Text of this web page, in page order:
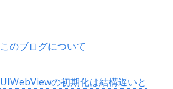
このブログについて
UIWebViewの初期化は結構遅いと